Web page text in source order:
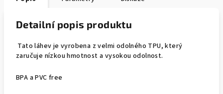
Detailní popis produktu
Tato láhev je vyrobena z velmi odolného TPU, který
zaručuje nízkou hmotnost a vysokou odolnost.
BPA a PVC free